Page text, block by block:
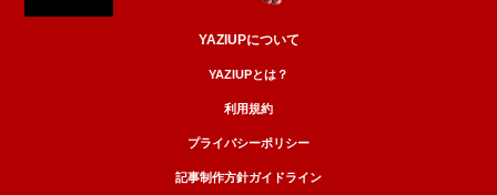
YAZIUPについて
YAZIUPとは？
利用規約
プライバシーポリシー
記事制作方針ガイドライン